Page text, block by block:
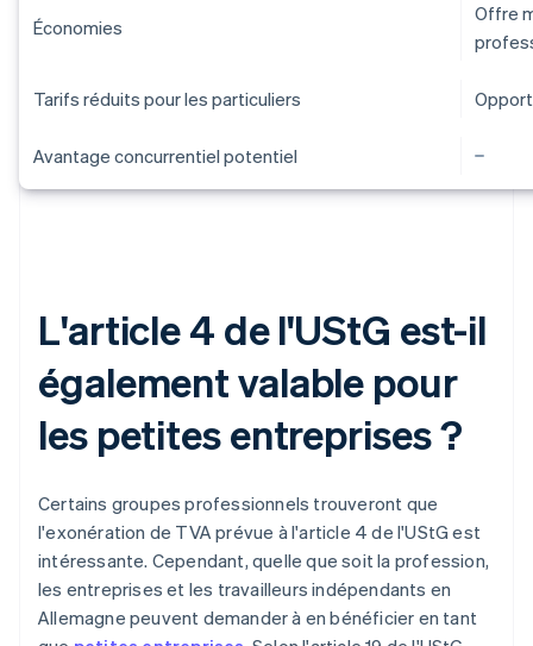
Économies
Offre
Tarifs réduits pour les particuliers
Avantage concurrentiel potentiel
L'article 4 de l'UStG est-il
également valable pour
les petites entreprises ?
Certains groupes professionnels trouveront que
l'exonération de TVA prévue à l'article 4 de l'UStG est
intéressante. Cependant, quelle que soit la profession,
les entreprises et les travailleurs indépendants en
Allemagne peuvent demander à en bénéficier en tant